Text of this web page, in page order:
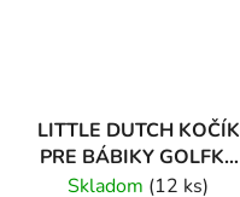
LITTLE DUTCH KOČÍK
PRE BÁBIKY GOLFKY
SKLADACÍ
Skladom (12 ks)